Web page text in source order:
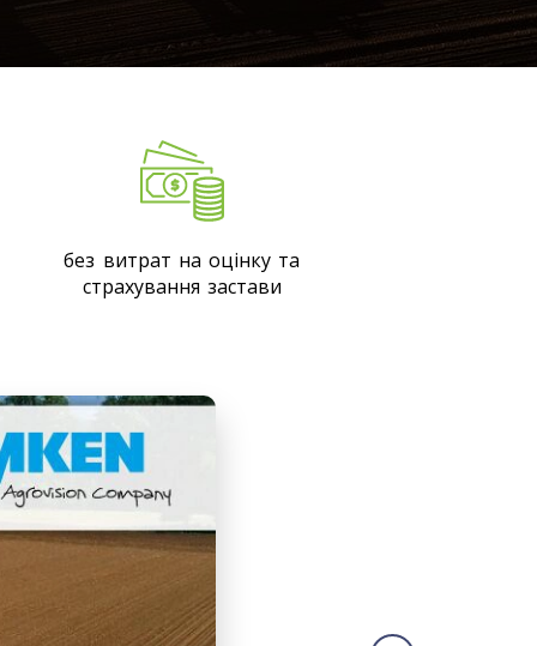
без витрат на оцінку та
страхування застави